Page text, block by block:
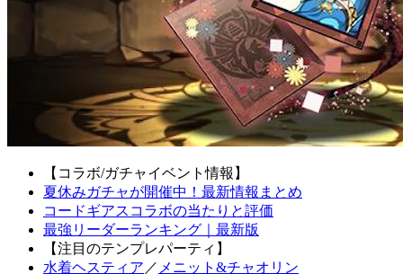
【コラボ/ガチャイベント情報】
夏休みガチャが開催中！最新情報まとめ
コードギアスコラボの当たりと評価
最強リーダーランキング｜最新版
【注目のテンプレパーティ】
水着ヘスティア ／ メニット&チャオリン